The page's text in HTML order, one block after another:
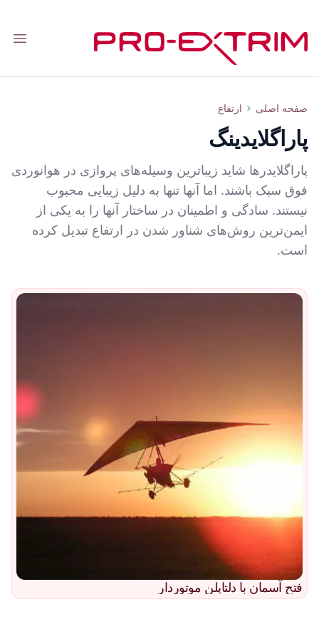
صفحه اصلی ارتفاع پاراگلایدینگ
پاراگلایدینگ
پاراگلایدرها شاید زیباترین وسیله‌های پروازی در هوانوردی
فوق سبک باشند. اما آنها تنها به دلیل زیبایی محبوب
نیستند. سادگی و اطمینان در ساختار آنها را به یکی از
ایمن‌ترین روش‌های شناور شدن در ارتفاع تبدیل کرده
است.
فتح آسمان با دلتاپلن موتوردار